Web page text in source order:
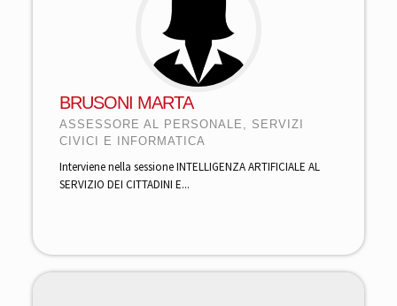
BRUSONI MARTA
ASSESSORE AL PERSONALE, SERVIZI
CIVICI E INFORMATICA
Interviene nella sessione INTELLIGENZA ARTIFICIALE AL
SERVIZIO DEI CITTADINI E...